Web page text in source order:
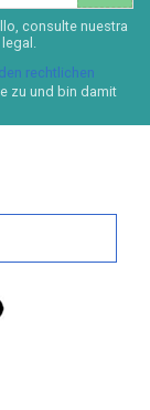
consulte nuestra
den rechtlichen
zu und bin damit